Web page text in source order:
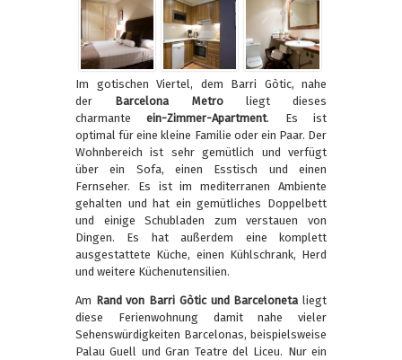
Im gotischen Viertel, dem Barri Gòtic, nahe
der Barcelona Metro liegt dieses
charmanteein-Zimmer-Apartment. Es ist
optimal für eine kleine Familie oder ein Paar. Der
Wohnbereich ist sehr gemütlich und verfügt
über ein Sofa, einen Esstisch und einen
Fernseher. Es ist im mediterranen Ambiente
gehalten und hat ein gemütliches Doppelbett
und einige Schubladen zum verstauen von
Dingen. Es hat außerdem eine komplett
ausgestattete Küche, einen Kühlschrank, Herd
und weitere Küchenutensilien.
Am Rand von Barri Gòtic und Barcelonetaliegt
diese Ferienwohnung damit nahe vieler
Sehenswürdigkeiten Barcelonas, beispielsweise
Palau Guell und Gran Teatre del Liceu. Nur ein